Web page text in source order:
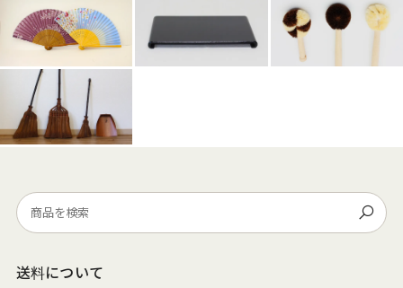
送料について